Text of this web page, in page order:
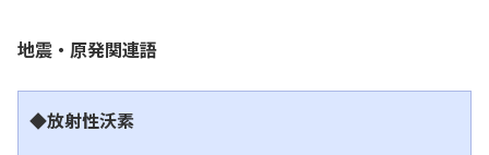
地震・原発関連語
◆放射性沃素